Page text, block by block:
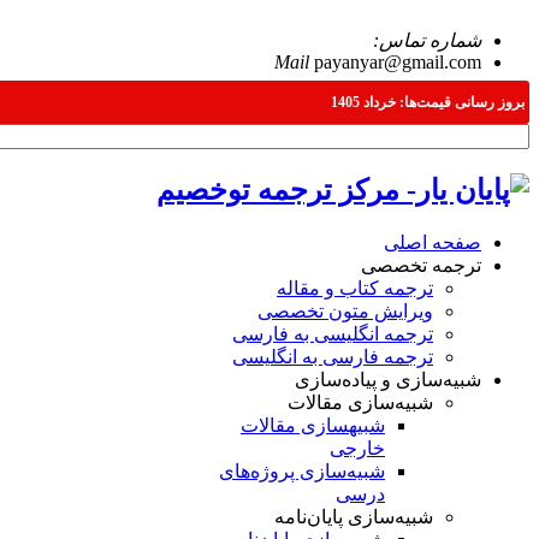
شماره تماس:
Mail payanyar@gmail.com
بروز رسانی قیمت‌ها: خرداد 1405
صفحه اصلی
ترجمه تخصصی
ترجمه کتاب و مقاله
ویرایش متون تخصصی
ترجمه انگلیسی به فارسی
ترجمه فارسی به انگلیسی
شبیه‌سازی و پیاده‌سازی
شبیه‌سازی مقالات
شبیه‎سازی مقالات
خارجی
شبیه‌سازی پروژه‌های
درسی
شبیه‌سازی پایان‌نامه